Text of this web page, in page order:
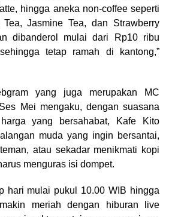
hingga aneka non-coffee seperti
Tea, Jasmine Tea, dan Strawberry
dibanderol mulai dari Rp10 ribu
tetap ramah di kantong,”
yang juga merupakan MC
Mei mengaku, dengan suasana
yang bersahabat, Kafe Kito
muda yang ingin bersantai,
atau sekadar menikmati kopi
menguras isi dompet.
hari mulai pukul 10.00 WIB hingga
meriah dengan hiburan live